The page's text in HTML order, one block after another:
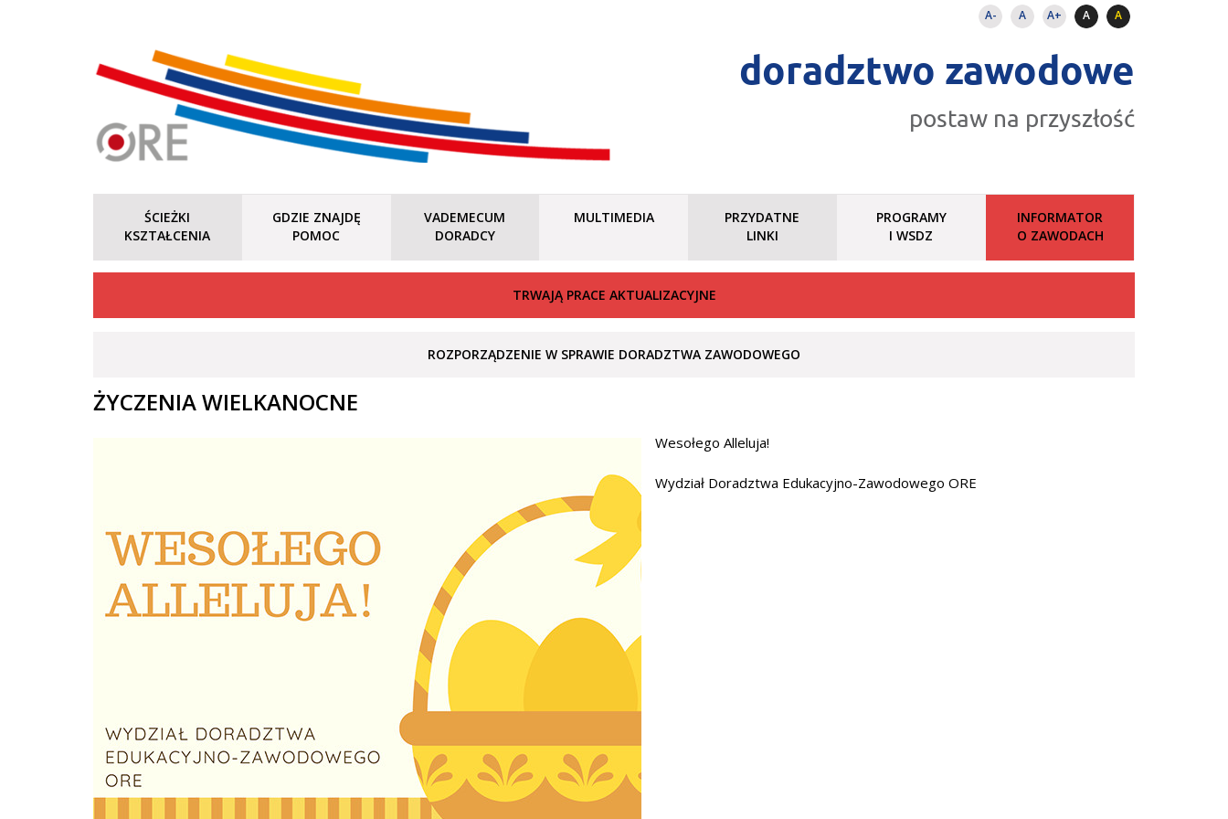
A- A A+ A A
doradztwo zawodowe
postaw na przyszłość
ŚCIEŻKI
KSZTAŁCENIA
GDZIE ZNAJDĘ
POMOC
VADEMECUM
DORADCY
MULTIMEDIA
PRZYDATNE
LINKI
PROGRAMY
I WSDZ
INFORMATOR
O ZAWODACH
TRWAJĄ PRACE AKTUALIZACYJNE
ROZPORZĄDZENIE W SPRAWIE DORADZTWA ZAWODOWEGO
ŻYCZENIA WIELKANOCNE
Wesołego Alleluja!
Wydział Doradztwa Edukacyjno-Zawodowego ORE